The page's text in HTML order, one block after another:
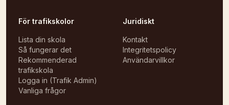
För trafikskolor
Lista din skola
Så fungerar det
Rekommenderad
trafikskola
Logga in (Trafik Admin)
Vanliga frågor
Juridiskt
Kontakt
Integritetspolicy
Användarvillkor